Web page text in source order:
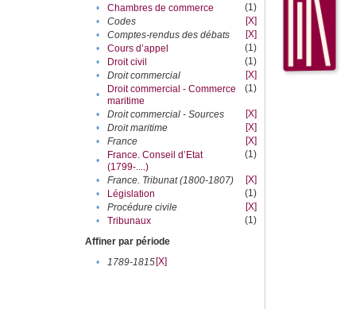
•
Chambres de commerce
(1)
•
Codes
[X]
•
Comptes-rendus des débats
[X]
•
Cours d’appel
(1)
•
Droit civil
(1)
•
Droit commercial
[X]
•
Droit commercial - Commerce
maritime
(1)
• Droit commercial - Sources
[X]
•
Droit maritime
[X]
•
France
[X]
•
France. Conseil d’Etat
(1799-....)
(1)
• France. Tribunat (1800-1807)
[X]
•
Législation
(1)
•
Procédure civile
[X]
•
Tribunaux
(1)
Affiner par période
•
1789-1815[X]